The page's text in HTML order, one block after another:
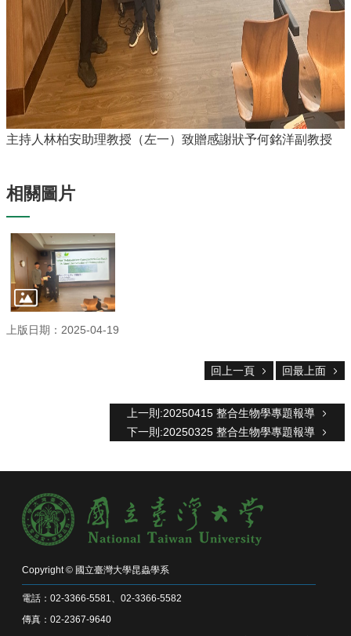
大
首
頁
網
覽
English
系
所
消
息
系
所
系
成
員
究
成
果
主持人林柏安助理教授（左一）致贈感謝狀予何銘洋副教授
相關圖片
上版日期：2025-04-19
回上一頁 回最上面
上一則:20250415 整合生物學專題報導
下一則:20250325 整合生物學專題報導
Copyright © 國立臺灣大學昆蟲學系
電話：02-3366-5581、02-3366-5582
傳真：02-2367-9640